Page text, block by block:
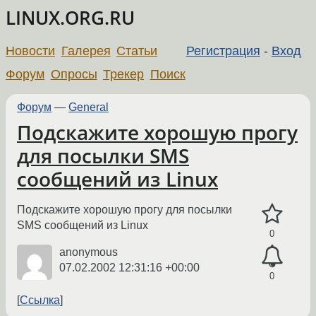
LINUX.ORG.RU
Регистрация - Вход
Новости Галерея Статьи
Форум Опросы Трекер Поиск
Форум — General
Подскажите хорошую прогу
для посылки SMS
сообщений из Linux
0
0
Подскажите хорошую прогу для посылки
SMS сообщений из Linux
anonymous
07.02.2002 12:31:16 +00:00
Ссылка